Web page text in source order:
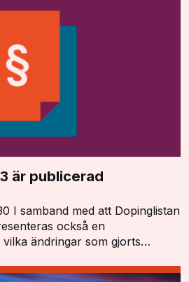
är publicerad
I samband med att Dopinglistan
också en
ändringar som gjorts